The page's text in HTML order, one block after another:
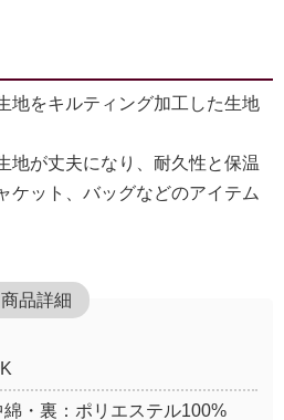
地をキルティング加工した生地
地が丈夫になり、耐久性と保温
ケット、バッグなどのアイテム
商品詳細
綿・裏：ポリエステル100%